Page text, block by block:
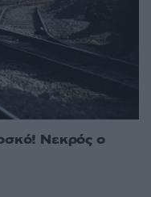
Νεκρός ο